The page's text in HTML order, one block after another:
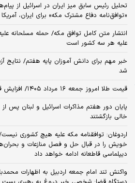
تحلیل رئیس سابق میز ایران در اسرائیل از
«توافق‌نامه دفاع مشترک مکه» برای ایران،
انتشار متن کامل توافق مکه/ حمله مسلحانه
علیه هر سه کشور است
خبر مهم برای دانش آموزان پایه هفتم/ نتایج
شد
قیمت طلا امروز جمعه ۱۶ مرداد ۱۴۰۵/ افزایش قیمت طلا
پایان دور هفتم مذاکرات اسرائیل و لبنان پس
خالی بازگشتند
اردوغان: توافقنامه مکه علیه هیچ کشوری
خویش را در قبال حل و فصل منازعات و
دیپلماسی قاطعانه ادامه خواهد داد
واکنش تند امام جمعه اردبیل به اظهارات